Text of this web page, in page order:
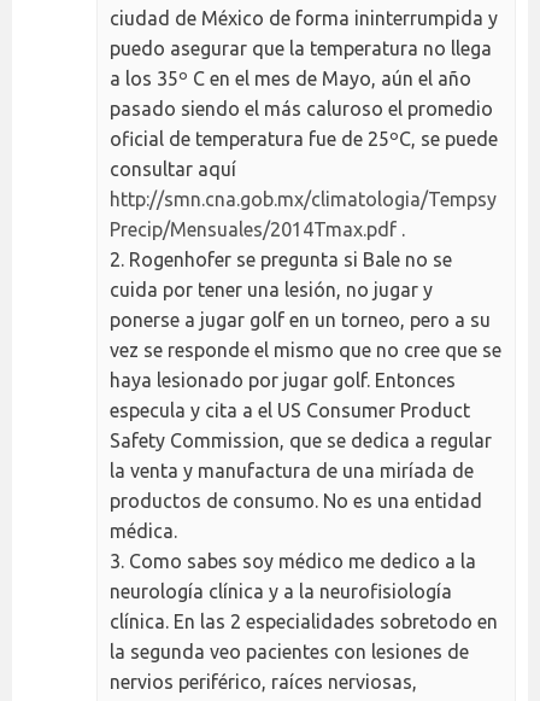
ciudad de México de forma ininterrumpida y
puedo asegurar que la temperatura no llega
a los 35º C en el mes de Mayo, aún el año
pasado siendo el más caluroso el promedio
oficial de temperatura fue de 25ºC, se puede
consultar aquí
http://smn.cna.gob.mx/climatologia/Tempsy
Precip/Mensuales/2014Tmax.pdf .
2. Rogenhofer se pregunta si Bale no se
cuida por tener una lesión, no jugar y
ponerse a jugar golf en un torneo, pero a su
vez se responde el mismo que no cree que se
haya lesionado por jugar golf. Entonces
especula y cita a el US Consumer Product
Safety Commission, que se dedica a regular
la venta y manufactura de una miríada de
productos de consumo. No es una entidad
médica.
3. Como sabes soy médico me dedico a la
neurología clínica y a la neurofisiología
clínica. En las 2 especialidades sobretodo en
la segunda veo pacientes con lesiones de
nervios periférico, raíces nerviosas,